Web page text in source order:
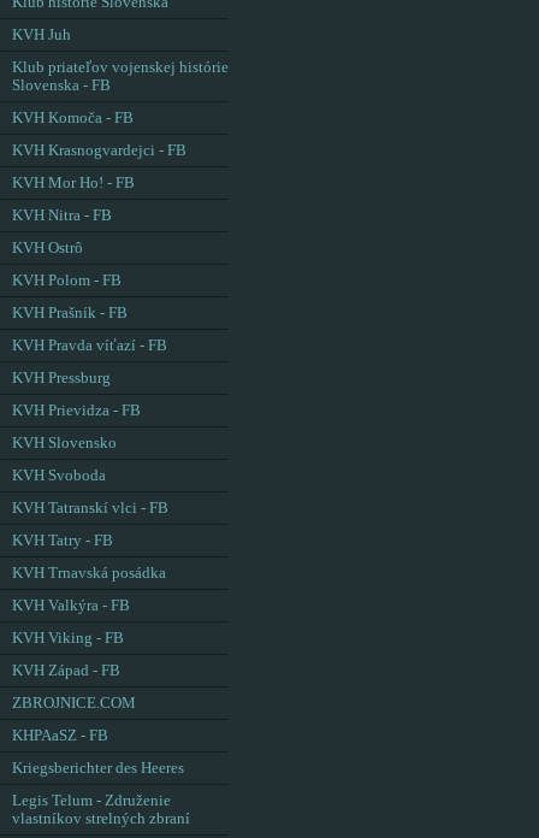
KVH Juh
Klub priateľov vojenskej histórie
Slovenska - FB
KVH Komoča - FB
KVH Krasnogvardejci - FB
KVH Mor Ho! - FB
KVH Nitra - FB
KVH Ostrô
KVH Polom - FB
KVH Prašník - FB
KVH Pravda víťazí - FB
KVH Pressburg
KVH Prievidza - FB
KVH Slovensko
KVH Svoboda
KVH Tatranskí vlci - FB
KVH Tatry - FB
KVH Trnavská posádka
KVH Valkýra - FB
KVH Viking - FB
KVH Západ - FB
ZBROJNICE.COM
KHPAaSZ - FB
Kriegsberichter des Heeres
Legis Telum - Združenie
vlastníkov strelných zbraní